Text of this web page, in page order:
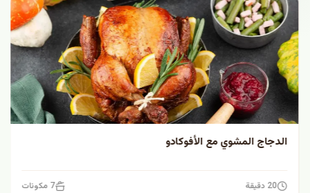
الدجاج المشوي مع الأفوكادو
20 دقيقة 7 مكونات